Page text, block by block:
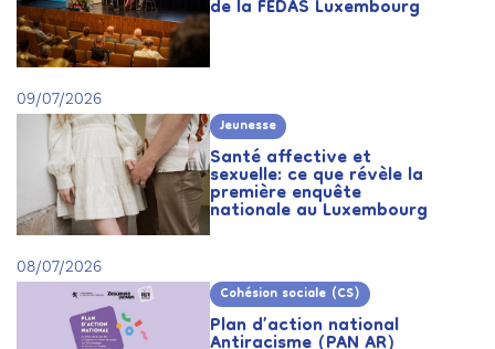
de la FEDAS Luxembourg
09/07/2026
Jeunesse
Santé affective et
sexuelle: ce que révèle la
première enquête
nationale au Luxembourg
08/07/2026
Cohésion sociale (CS)
Plan d’action national